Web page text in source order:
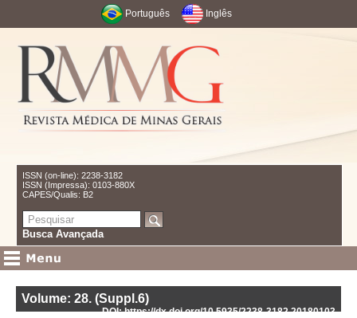
Português Inglês
ISSN (on-line): 2238-3182
ISSN (Impressa): 0103-880X
CAPES/Qualis: B2
Busca Avançada
Volume: 28. (Suppl.6)
DOI: https://dx.doi.org/10.5935/2238-3182.20180103